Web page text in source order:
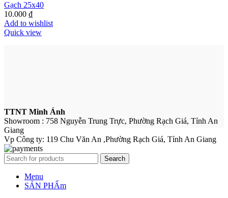
Gạch 25x40
10.000 ₫
Add to wishlist
Quick view
TTNT Minh Ánh
Showroom : 758 Nguyễn Trung Trực, Phường Rạch Giá, Tỉnh An
Giang
Vp Công ty: 119 Chu Văn An ,Phường Rạch Giá, Tỉnh An Giang
Search
Menu
SẢN PHẨm